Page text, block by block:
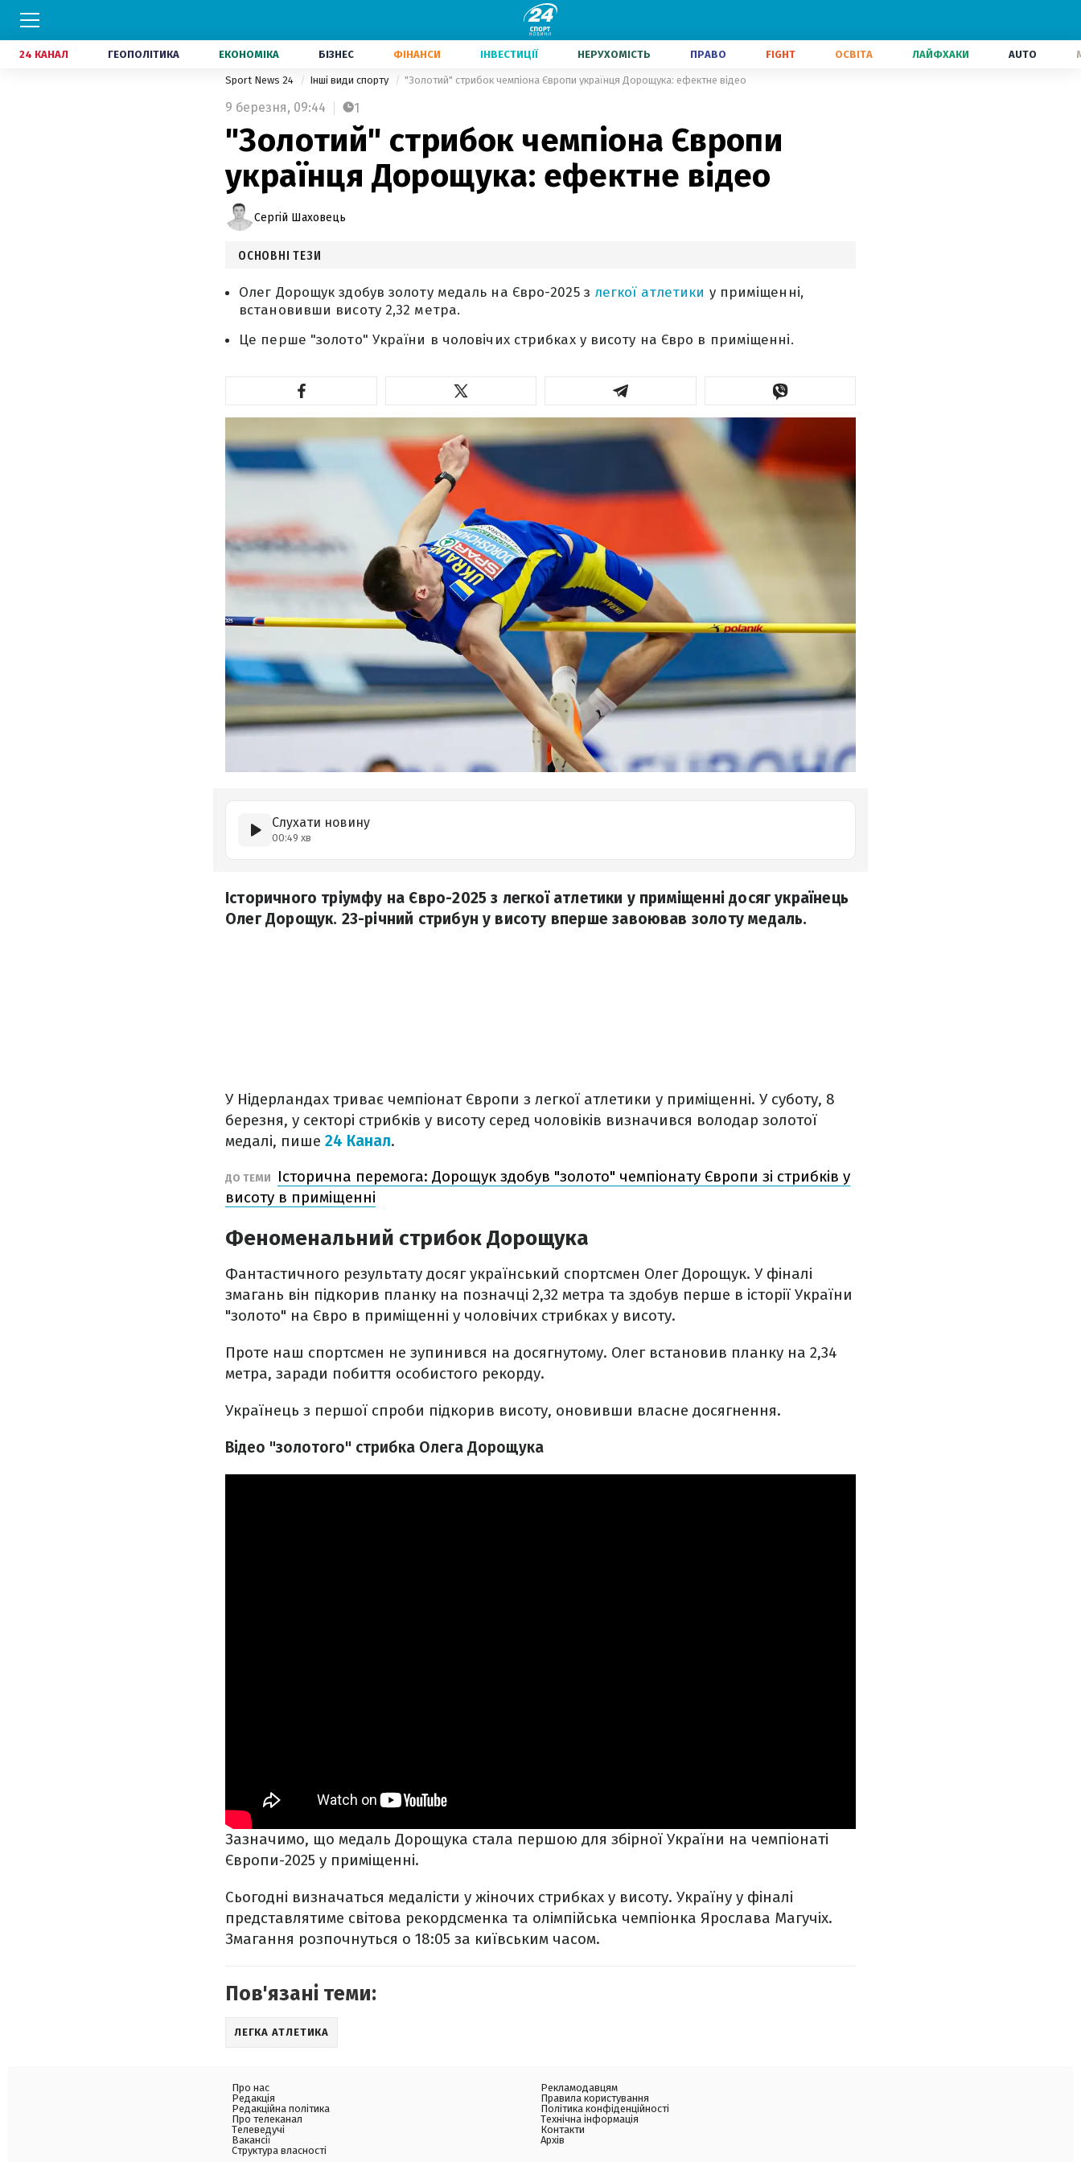
24 КАНАЛ ГЕОПОЛІТИКА ЕКОНОМІКА БІЗНЕС ФІНАНСИ ІНВЕСТИЦІЇ НЕРУХОМІСТЬ ПРАВО FIGHT ОСВІТА ЛАЙФХАКИ AUTO
Sport News 24 Інші види спорту "Золотий" стрибок чемпіона Європи українця Дорощука: ефектне відео
9 березня, 09:44 1
"Золотий" стрибок чемпіона Європи
українця Дорощука: ефектне відео
Сергій Шаховець
ОСНОВНІ ТЕЗИ
Олег Дорощук здобув золоту медаль на Євро-2025 з легкої атлетики у приміщенні,
встановивши висоту 2,32 метра.
Це перше "золото" України в чоловічих стрибках у висоту на Євро в приміщенні.
Слухати новину
00:49 хв
Історичного тріумфу на Євро-2025 з легкої атлетики у приміщенні досяг українець
Олег Дорощук. 23-річний стрибун у висоту вперше завоював золоту медаль.
У Нідерландах триває чемпіонат Європи з легкої атлетики у приміщенні. У суботу, 8
березня, у секторі стрибків у висоту серед чоловіків визначився володар золотої
медалі, пише 24 Канал.
ДО ТЕМИ
Історична перемога: Дорощук здобув "золото" чемпіонату Європи зі стрибків у
висоту в приміщенні
Феноменальний стрибок Дорощука
Фантастичного результату досяг український спортсмен Олег Дорощук. У фіналі
змагань він підкорив планку на позначці 2,32 метра та здобув перше в історії України
"золото" на Євро в приміщенні у чоловічих стрибках у висоту.
Проте наш спортсмен не зупинився на досягнутому. Олег встановив планку на 2,34
метра, заради побиття особистого рекорду.
Українець з першої спроби підкорив висоту, оновивши власне досягнення.
Відео "золотого" стрибка Олега Дорощука
Зазначимо, що медаль Дорощука стала першою для збірної України на чемпіонаті
Європи-2025 у приміщенні.
Сьогодні визначаться медалісти у жіночих стрибках у висоту. Україну у фіналі
представлятиме світова рекордсменка та олімпійська чемпіонка Ярослава Магучіх.
Змагання розпочнуться о 18:05 за київським часом.
Пов'язані теми:
ЛЕГКА АТЛЕТИКА
Про нас
Редакція
Редакційна політика
Про телеканал
Телеведучі
Вакансії
Структура власності
Рекламодавцям
Правила користування
Політика конфіденційності
Технічна інформація
Контакти
Архів